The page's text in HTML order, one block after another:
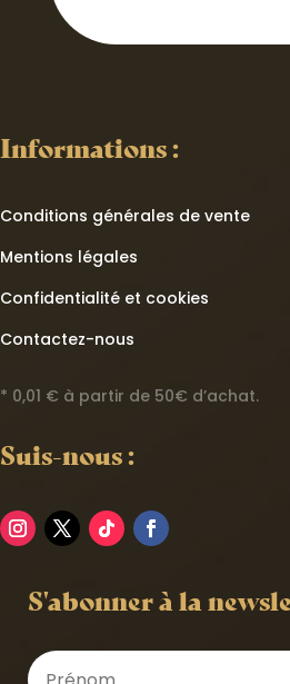
Informations :
Conditions générales de vente
Mentions légales
Confidentialité et cookies
Contactez-nous
* 0,01 € à partir de 50€ d’achat.
Suis-nous :
S'abonner à la